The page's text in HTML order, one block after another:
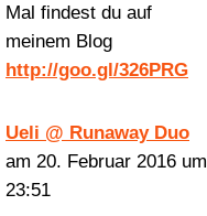
Mal findest du auf
meinem Blog
http://goo.gl/326PRG
Ueli @ Runaway Duo
am 20. Februar 2016 um
23:51